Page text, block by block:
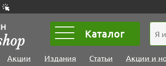
Каталог
Акции Издания Статьи Акции и